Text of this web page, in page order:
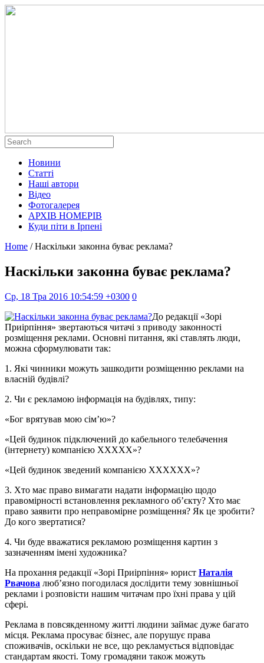
Новини
Статті
Наші автори
Відео
Фотогалерея
АРХІВ НОМЕРІВ
Куди піти в Ірпені
Home / Наскільки законна буває реклама?
Наскільки законна буває реклама?
Ср, 18 Тра 2016 10:54:59 +0300 0
До редакції «Зорі
Приірпіння» звертаються читачі з приводу законності
розміщення реклами. Основні питання, які ставлять люди,
можна сформулювати так:
1. Які чинники можуть зашкодити розміщенню реклами на
власній будівлі?
2. Чи є рекламою інформація на будівлях, типу:
«Бог врятував мою сім’ю»?
«Цей будинок підключений до кабельного телебачення
(інтернету) компанією ХХХХХ»?
«Цей будинок зведений компанією ХХХХХХ»?
3. Хто має право вимагати надати інформацію щодо
правомірності встановлення рекламного об’єкту? Хто має
право заявити про неправомірне розміщення? Як це зробити?
До кого звертатися?
4. Чи буде вважатися рекламою розміщення картин з
зазначенням імені художника?
На прохання редакції «Зорі Приірпіння» юрист Наталія
Рвачова люб’язно погодилася дослідити тему зовнішньої
реклами і розповісти нашим читачам про їхні права у цій
сфері.
Реклама в повсякденному житті людини займає дуже багато
місця. Реклама просуває бізнес, але порушує права
споживачів, оскільки не все, що рекламується відповідає
стандартам якості. Тому громадяни також можуть